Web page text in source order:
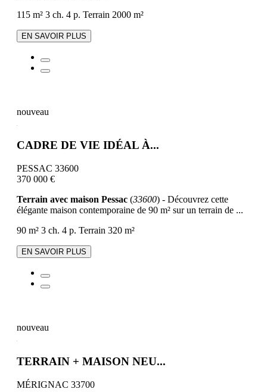
115 m² 3 ch. 4 p. Terrain 2000 m²
EN SAVOIR PLUS
nouveau
CADRE DE VIE IDÉAL À...
PESSAC 33600
370 000 €
Terrain avec maison Pessac (33600) - Découvrez cette
élégante maison contemporaine de 90 m² sur un terrain de ...
90 m² 3 ch. 4 p. Terrain 320 m²
EN SAVOIR PLUS
nouveau
TERRAIN + MAISON NEU...
MÉRIGNAC 33700